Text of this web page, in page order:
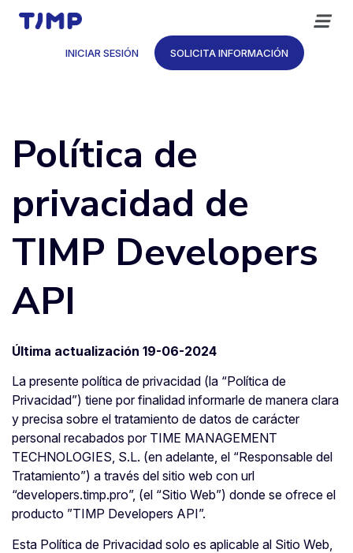
contenido
INICIAR SESIÓN SOLICITA INFORMACIÓN
Política de
privacidad de
TIMP Developers
API
Última actualización 19-06-2024
La presente política de privacidad (la “Política de
Privacidad”) tiene por finalidad informarle de manera clara
y precisa sobre el tratamiento de datos de carácter
personal recabados por TIME MANAGEMENT
TECHNOLOGIES, S.L. (en adelante, el “Responsable del
Tratamiento”) a través del sitio web con url
“developers.timp.pro”, (el “Sitio Web”) donde se ofrece el
producto ”TIMP Developers API”.
Esta Política de Privacidad solo es aplicable al Sitio Web,